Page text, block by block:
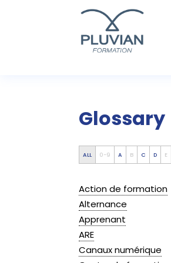
Glossary
ALL 0-9 A B C D E
Action de formation
Alternance
Apprenant
ARE
Canaux numérique